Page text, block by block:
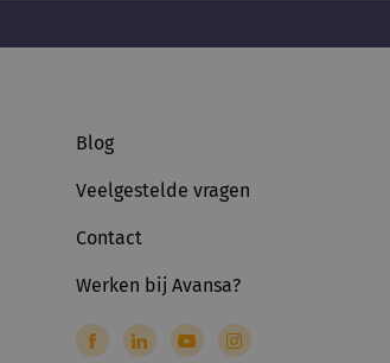
Blog
Veelgestelde vragen
Contact
Werken bij Avansa?